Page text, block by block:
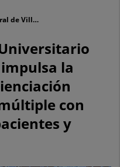
El Hospital público Universitario General de Villalba impulsa la información y concienciación sobre la esclerosis múltiple con una jornada para pacientes y familiares
la
con
y